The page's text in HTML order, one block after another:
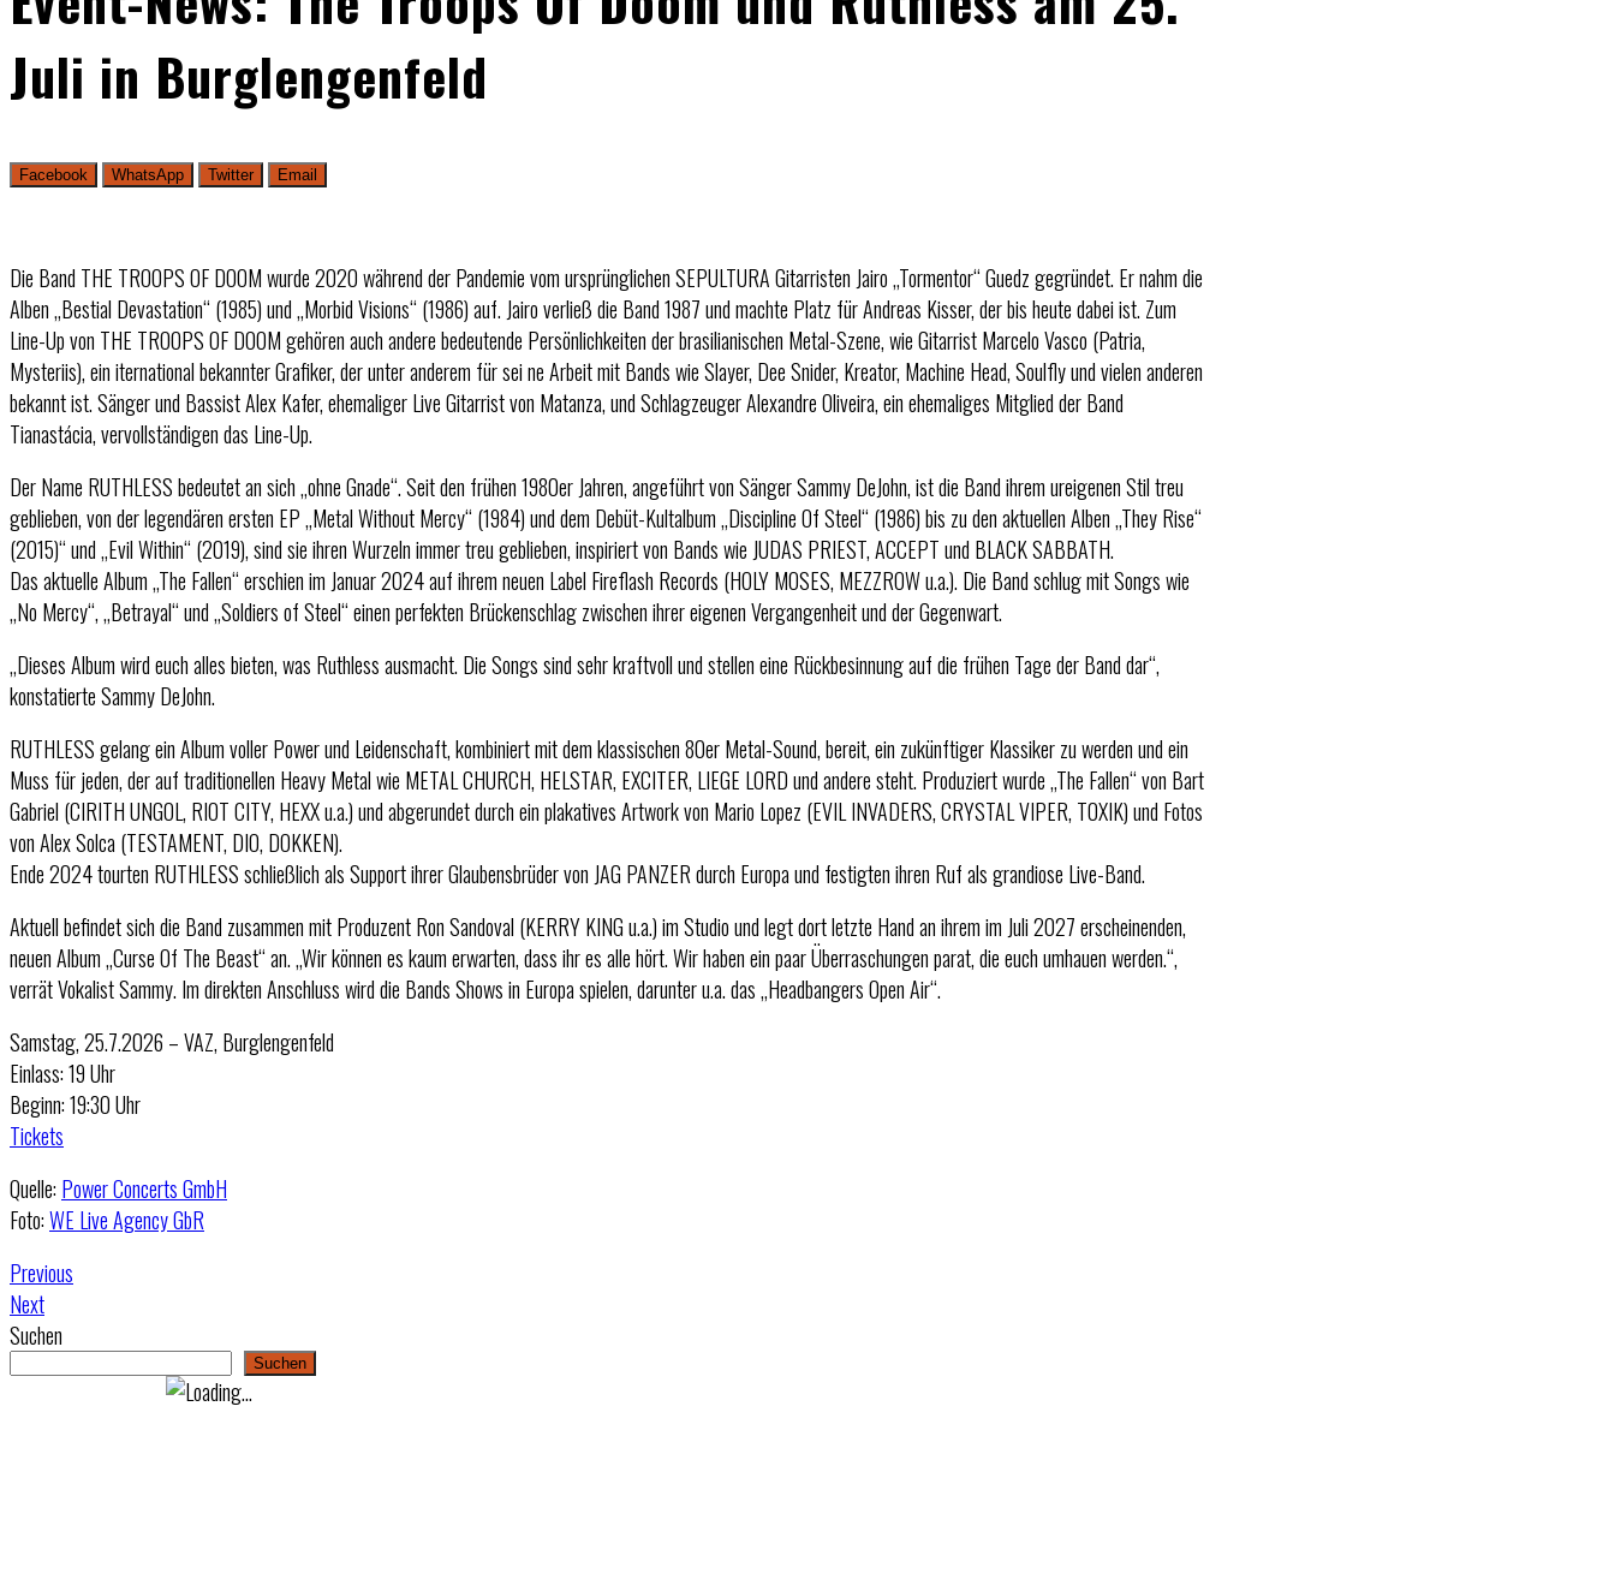
Juli in Burglengenfeld
Facebook WhatsApp Twitter Email
Die Band THE TROOPS OF DOOM wurde 2020 während der Pandemie vom ursprünglichen SEPULTURA Gitarristen Jairo „Tormentor“ Guedz gegründet. Er nahm die
Alben „Bestial Devastation“ (1985) und „Morbid Visions“ (1986) auf. Jairo verließ die Band 1987 und machte Platz für Andreas Kisser, der bis heute dabei ist. Zum
Line-Up von THE TROOPS OF DOOM gehören auch andere bedeutende Persönlichkeiten der brasilianischen Metal-Szene, wie Gitarrist Marcelo Vasco (Patria,
Mysteriis), ein iternational bekannter Grafiker, der unter anderem für sei ne Arbeit mit Bands wie Slayer, Dee Snider, Kreator, Machine Head, Soulfly und vielen anderen
bekannt ist. Sänger und Bassist Alex Kafer, ehemaliger Live Gitarrist von Matanza, und Schlagzeuger Alexandre Oliveira, ein ehemaliges Mitglied der Band
Tianastácia, vervollständigen das Line-Up.
Der Name RUTHLESS bedeutet an sich „ohne Gnade“. Seit den frühen 1980er Jahren, angeführt von Sänger Sammy DeJohn, ist die Band ihrem ureigenen Stil treu
geblieben, von der legendären ersten EP „Metal Without Mercy“ (1984) und dem Debüt-Kultalbum „Discipline Of Steel“ (1986) bis zu den aktuellen Alben „They Rise“
(2015)“ und „Evil Within“ (2019), sind sie ihren Wurzeln immer treu geblieben, inspiriert von Bands wie JUDAS PRIEST, ACCEPT und BLACK SABBATH.
Das aktuelle Album „The Fallen“ erschien im Januar 2024 auf ihrem neuen Label Fireflash Records (HOLY MOSES, MEZZROW u.a.). Die Band schlug mit Songs wie
„No Mercy“, „Betrayal“ und „Soldiers of Steel“ einen perfekten Brückenschlag zwischen ihrer eigenen Vergangenheit und der Gegenwart.
„Dieses Album wird euch alles bieten, was Ruthless ausmacht. Die Songs sind sehr kraftvoll und stellen eine Rückbesinnung auf die frühen Tage der Band dar“,
konstatierte Sammy DeJohn.
RUTHLESS gelang ein Album voller Power und Leidenschaft, kombiniert mit dem klassischen 80er Metal-Sound, bereit, ein zukünftiger Klassiker zu werden und ein
Muss für jeden, der auf traditionellen Heavy Metal wie METAL CHURCH, HELSTAR, EXCITER, LIEGE LORD und andere steht. Produziert wurde „The Fallen“ von Bart
Gabriel (CIRITH UNGOL, RIOT CITY, HEXX u.a.) und abgerundet durch ein plakatives Artwork von Mario Lopez (EVIL INVADERS, CRYSTAL VIPER, TOXIK) und Fotos
von Alex Solca (TESTAMENT, DIO, DOKKEN).
Ende 2024 tourten RUTHLESS schließlich als Support ihrer Glaubensbrüder von JAG PANZER durch Europa und festigten ihren Ruf als grandiose Live-Band.
Aktuell befindet sich die Band zusammen mit Produzent Ron Sandoval (KERRY KING u.a.) im Studio und legt dort letzte Hand an ihrem im Juli 2027 erscheinenden,
neuen Album „Curse Of The Beast“ an. „Wir können es kaum erwarten, dass ihr es alle hört. Wir haben ein paar Überraschungen parat, die euch umhauen werden.“,
verrät Vokalist Sammy. Im direkten Anschluss wird die Bands Shows in Europa spielen, darunter u.a. das „Headbangers Open Air“.
Samstag, 25.7.2026 – VAZ, Burglengenfeld
Einlass: 19 Uhr
Beginn: 19:30 Uhr
Tickets
Quelle: Power Concerts GmbH
Foto:WE Live Agency GbR
Previous
Next
Suchen
Suchen